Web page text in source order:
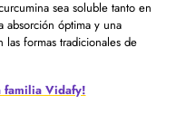
sea soluble tanto en
absorción óptima y una
formas tradicionales de
familia Vidafy!